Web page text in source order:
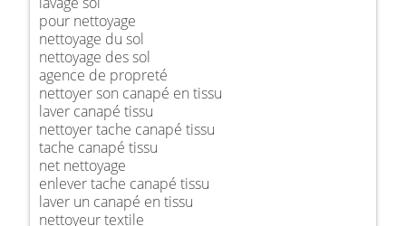
pour nettoyage
nettoyage du sol
nettoyage des sol
agence de propreté
nettoyer son canapé en tissu
laver canapé tissu
nettoyer tache canapé tissu
tache canapé tissu
net nettoyage
enlever tache canapé tissu
laver un canapé en tissu
nettoyeur textile